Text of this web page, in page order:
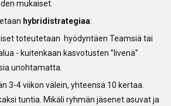
mukaiset.
hybridistrategiaa:
toteutetaan hyödyntäen Teamsiä tai
- kuitenkaan kasvotusten ”livenä”
unohtamatta.
3-4 viikon välein, yhteensä 10 kertaa.
tuntia. Mikäli ryhmän jäsenet asuvat ja